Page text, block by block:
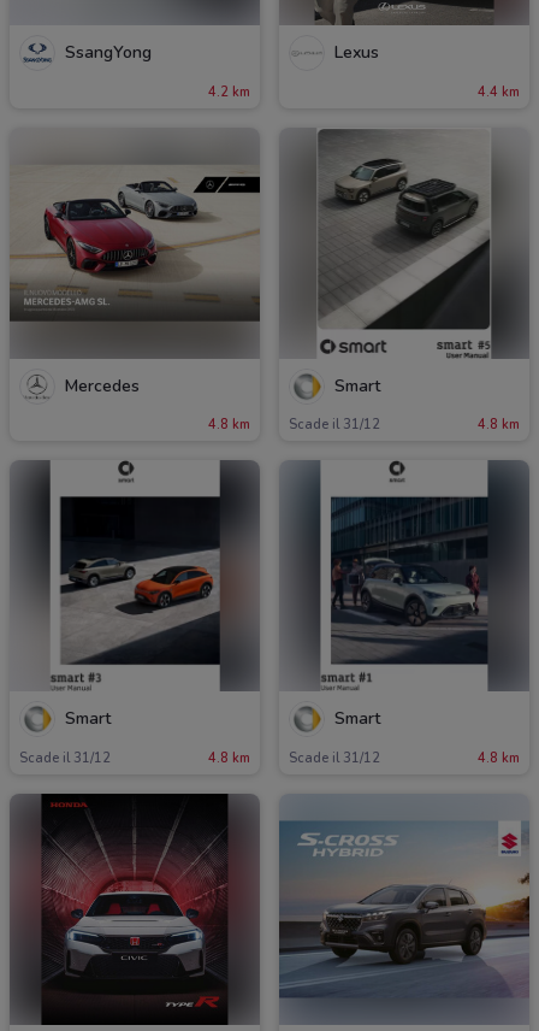
SsangYong
4.2 km
Lexus
4.4 km
Mercedes
4.8 km
Smart
Scade il 31/12 4.8 km
Smart
Scade il 31/12 4.8 km
Smart
Scade il 31/12 4.8 km